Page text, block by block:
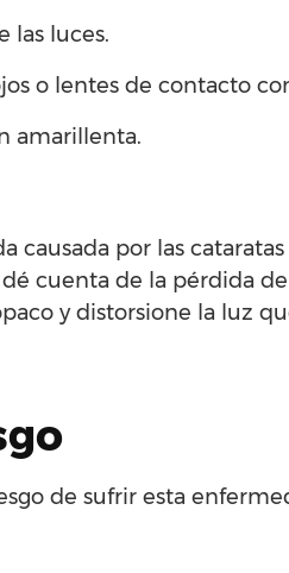
las luces.
o lentes de contacto
amarillenta.
causada por las
cuenta de la pérdida
y distorsione la luz
de sufrir esta